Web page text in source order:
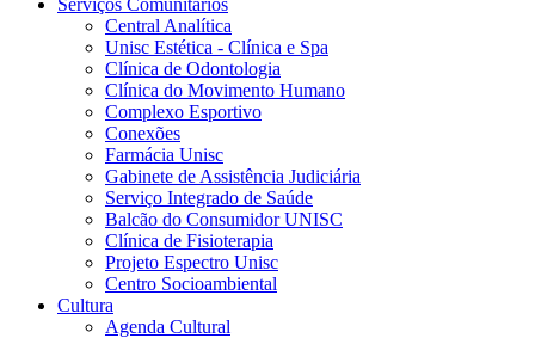
Serviços Comunitários
Central Analítica
Unisc Estética - Clínica e Spa
Clínica de Odontologia
Clínica do Movimento Humano
Complexo Esportivo
Conexões
Farmácia Unisc
Gabinete de Assistência Judiciária
Serviço Integrado de Saúde
Balcão do Consumidor UNISC
Clínica de Fisioterapia
Projeto Espectro Unisc
Centro Socioambiental
Cultura
Agenda Cultural